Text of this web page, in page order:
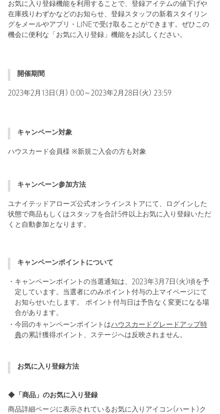
お気に入り登録機能を利用することで、登録アイテムの値下げや
在庫残りわずかなどのお知らせ、登録スタッフの新着スタイリン
グをメールやアプリ・LINEで受け取ることができます。ぜひこの
機会に便利な「お気に入り登録」機能をお試しください。
開催期間
2023年2月13日(月) 0:00～2023年2月28日(火) 23:59
キャンペーン対象
ハウスカード会員様 ※新規ご入会の方も対象
キャンペーン参加方法
ユナイテッドアローズ公式オンラインストアにて、ログインした
状態で商品もしくはスタッフを合計5件以上お気に入り登録いただ
くと自動参加となります。
キャンペーンポイントについて
・キャンペーンポイントの当選通知は、2023年3月7日(火)頃を予
定しています。当選者にのみポイント付与の上マイページにて
お知らせいたします。 ポイント付与日は予告なく変更になる場
合があります。
・今回のキャンペーンポイントはハウスカードグレードアップ特
典の累計獲得ポイント、ステージへは反映されません。
お気に入り登録方法
◆「商品」のお気に入り登録
商品詳細ページに表示されているお気に入りアイコン(ハート)ク